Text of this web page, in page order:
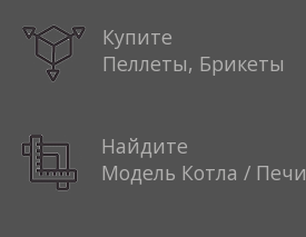
Купите
Пеллеты, Брикеты
Найдите
Модель Котла / Печи